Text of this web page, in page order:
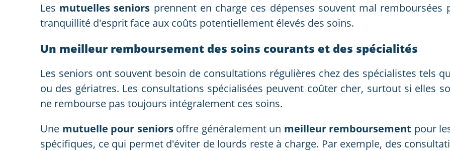
Les mutuelles seniors prennent en charge ces dépenses souvent mal
tranquillité d'esprit face aux coûts potentiellement élevés des soins.
Un meilleur remboursement des soins courants et des spécialités
Les seniors ont souvent besoin de consultations régulières chez des spécialistes tels
ou des gériatres. Les consultations spécialisées peuvent coûter cher, surtout si elles
ne rembourse pas toujours intégralement ces soins.
Une mutuelle pour seniorsoffre généralement un meilleur remboursement pour
spécifiques, ce qui permet d'éviter de lourds reste à charge. Par exemple, des